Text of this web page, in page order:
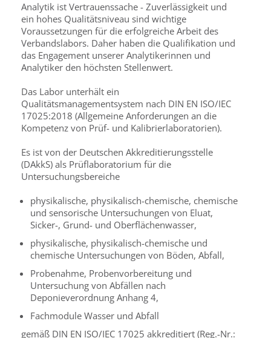
Analytik ist Vertrauenssache - Zuverlässigkeit und
ein hohes Qualitätsniveau sind wichtige
Voraussetzungen für die erfolgreiche Arbeit des
Verbandslabors. Daher haben die Qualifikation und
das Engagement unserer Analytikerinnen und
Analytiker den höchsten Stellenwert.
Das Labor unterhält ein
Qualitätsmanagementsystem nach DIN EN ISO/IEC
17025:2018 (Allgemeine Anforderungen an die
Kompetenz von Prüf- und Kalibrierlaboratorien).
Es ist von der Deutschen Akkreditierungsstelle
(DAkkS) als Prüflaboratorium für die
Untersuchungsbereiche
physikalische, physikalisch-chemische, chemische
und sensorische Untersuchungen von Eluat,
Sicker-, Grund- und Oberflächenwasser,
physikalische, physikalisch-chemische und
chemische Untersuchungen von Böden, Abfall,
Probenahme, Probenvorbereitung und
Untersuchung von Abfällen nach
Deponieverordnung Anhang 4,
Fachmodule Wasser und Abfall
gemäß DIN EN ISO/IEC 17025 akkreditiert (Reg.-Nr.: